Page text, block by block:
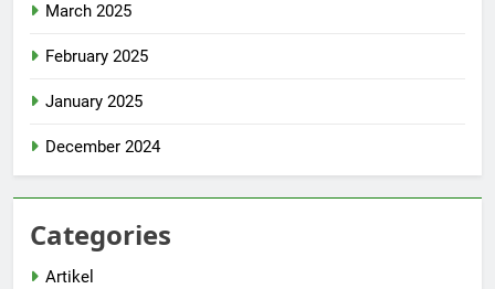
March 2025
February 2025
January 2025
December 2024
Categories
Artikel